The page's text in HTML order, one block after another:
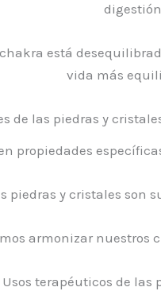
está
vida más
de las piedras y
propiedades
piedras y cristales
armonizar nuestros
Usos terapéuticos de las